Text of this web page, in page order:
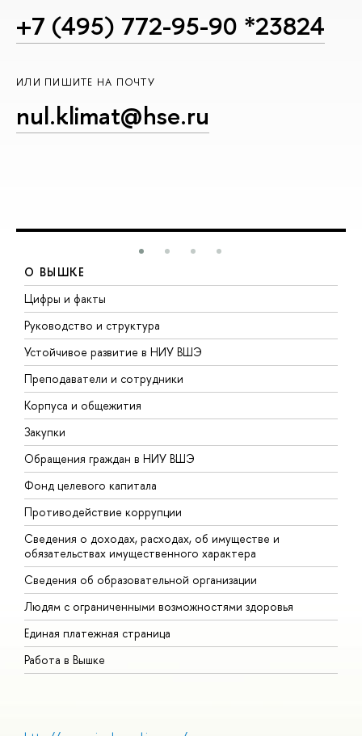
+7 (495) 772-95-90 *23824
ИЛИ ПИШИТЕ НА ПОЧТУ
nul.klimat@hse.ru
О ВЫШКЕ
Цифры и факты
Руководство и структура
Устойчивое развитие в НИУ ВШЭ
Преподаватели и сотрудники
Корпуса и общежития
Закупки
Обращения граждан в НИУ ВШЭ
Фонд целевого капитала
Противодействие коррупции
Сведения о доходах, расходах, об имуществе и
обязательствах имущественного характера
Сведения об образовательной организации
Людям с ограниченными возможностями здоровья
Единая платежная страница
Работа в Вышке